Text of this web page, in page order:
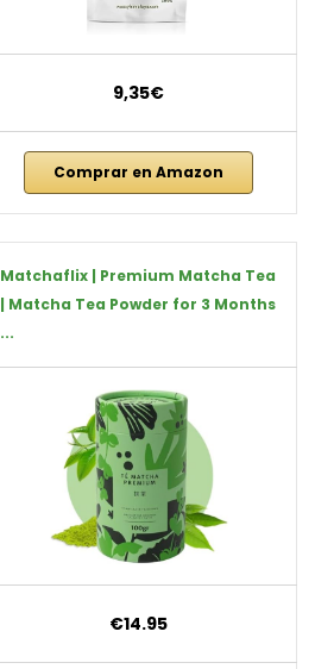
9,35€
Comprar en Amazon
Matchaflix | Premium Matcha Tea
| Matcha Tea Powder for 3 Months
...
€14.95